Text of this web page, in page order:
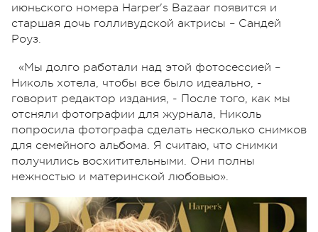
июньского номера Harper's Bazaar появится и
старшая дочь голливудской актрисы – Сандей
Роуз.
«Мы долго работали над этой фотосессией –
Николь хотела, чтобы все было идеально, -
говорит редактор издания, - После того, как мы
отсняли фотографии для журнала, Николь
попросила фотографа сделать несколько снимков
для семейного альбома. Я считаю, что снимки
получились восхитительными. Они полны
нежностью и материнской любовью».